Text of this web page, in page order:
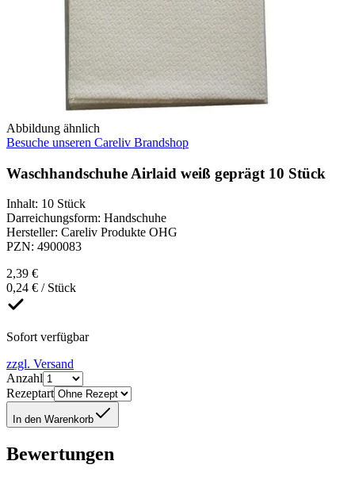
Abbildung ähnlich
Besuche unseren Careliv Brandshop
Waschhandschuhe Airlaid weiß geprägt 10 Stück
Inhalt: 10 Stück
Darreichungsform: Handschuhe
Hersteller: Careliv Produkte OHG
PZN: 4900083
2,39 €
0,24 € / Stück
Sofort verfügbar
zzgl. Versand
Anzahl
Rezeptart
In den Warenkorb
Bewertungen